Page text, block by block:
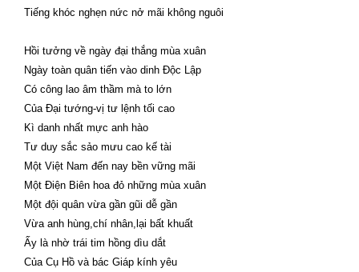
Tiếng khóc nghẹn nức nở mãi không nguôi
Hồi tưởng về ngày đại thắng mùa xuân
Ngày toàn quân tiến vào dinh Độc Lập
Có công lao âm thầm mà to lớn
Của Đại tướng-vị tư lệnh tối cao
Kì danh nhất mực anh hào
Tư duy sắc sảo mưu cao kế tài
Một Việt Nam đến nay bền vững mãi
Một Điện Biên hoa đỏ những mùa xuân
Một đội quân vừa gần gũi dễ gần
Vừa anh hùng,chí nhân,lại bất khuất
Ấy là nhờ trái tim hồng dìu dắt
Của Cụ Hồ và bác Giáp kính yêu